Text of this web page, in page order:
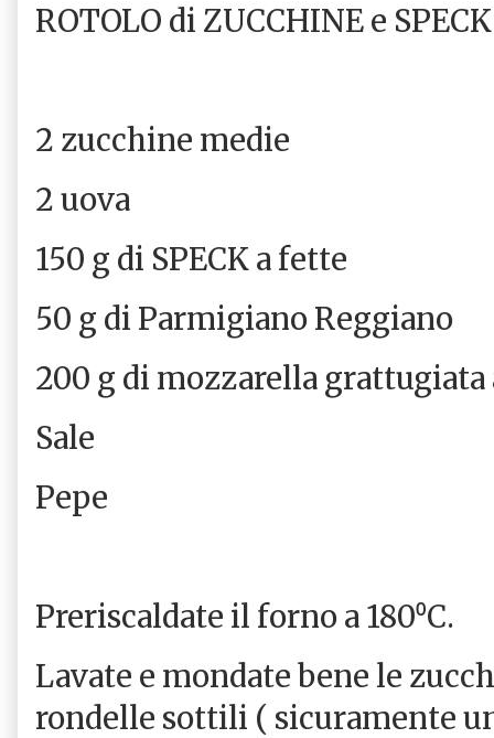
ROTOLO di ZUCCHINE e
2 zucchine medie
2 uova
150 g di SPECK a fette
50 g di Parmigiano Reggiano
200 g di mozzarella grattugiata
Sale
Pepe
Preriscaldate il forno a 180⁰C.
Lavate e mondate bene le
rondelle sottili ( sicuramente